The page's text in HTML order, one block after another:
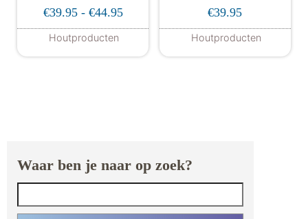
€39.95 - €44.95Prijsklasse: €39.95 tot €44.95
Houtproducten
Dit product heeft meerdere variaties.
€39.95
Houtproducten
Waar ben je naar op zoek?